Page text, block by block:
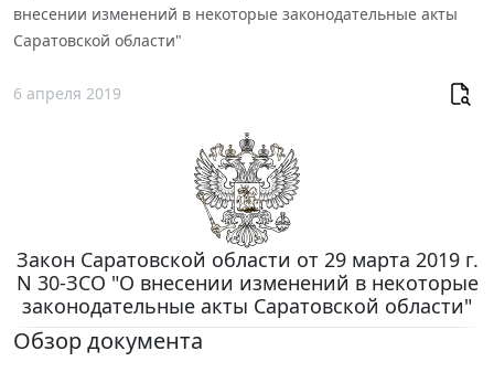
внесении изменений в некоторые законодательные акты
Саратовской области"
6 апреля 2019
Закон Саратовской области от 29 марта 2019 г.
N 30-ЗСО "О внесении изменений в некоторые
законодательные акты Саратовской области"
Обзор документа